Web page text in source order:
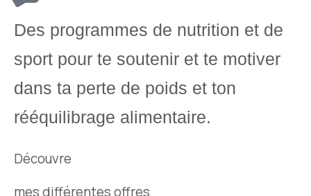
Des programmes de nutrition et de
sport pour te soutenir et te motiver
dans ta perte de poids et ton
rééquilibrage alimentaire.
Découvre
mes différentes offres